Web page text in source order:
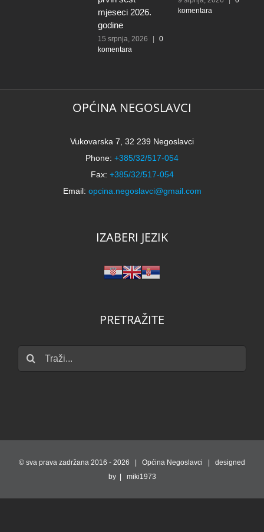
mjeseci 2026.
godine
15 srpnja, 2026
0
komentara
komentara
OPĆINA NEGOSLAVCI
Vukovarska 7, 32 239 Negoslavci
Phone: +385/32/517-054
Fax: +385/32/517-054
Email: opcina.negoslavci@gmail.com
IZABERI JEZIK
PRETRAŽITE
Traži...
© sva prava zadržana 2016 - 2026 | Općina Negoslavci | designed
by | miki1973